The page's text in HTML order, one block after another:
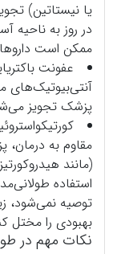
یا نیستاتین)
در روز به ناحیه
ممکن است
عفونت
آنتی‌بیوتیک‌های
پزشک تجویز
مقاوم به
استفاده
توصیه نمی‌شود،
بهبودی را مختل
نکات مهم در